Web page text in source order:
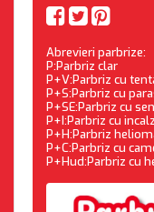
Abrevieri parbrize:
P:Parbriz clar
P+V:Parbriz cu
P+S:Parbriz cu
P+SE:Parbriz cu
P+I:Parbriz cu
P+H:Parbriz
P+C:Parbriz cu
P+Hud:Parbriz cu